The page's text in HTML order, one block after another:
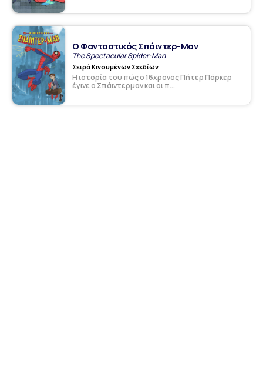
Ο Φανταστικός Σπάιντερ-Μαν
The Spectacular Spider-Man
Σειρά Κινουμένων Σχεδίων
Η ιστορία του πώς ο 16χρονος Πήτερ Πάρκερ
έγινε ο Σπάιντερμαν και οι π...